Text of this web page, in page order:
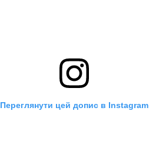
Переглянути цей допис в Instagram